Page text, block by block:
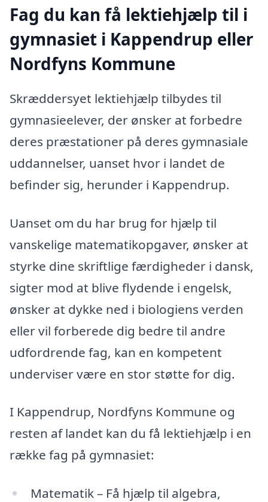
Fag du kan få lektiehjælp til i
gymnasiet i Kappendrup eller
Nordfyns Kommune
Skræddersyet lektiehjælp tilbydes til
gymnasieelever, der ønsker at forbedre
deres præstationer på deres gymnasiale
uddannelser, uanset hvor i landet de
befinder sig, herunder i Kappendrup.
Uanset om du har brug for hjælp til
vanskelige matematikopgaver, ønsker at
styrke dine skriftlige færdigheder i dansk,
sigter mod at blive flydende i engelsk,
ønsker at dykke ned i biologiens verden
eller vil forberede dig bedre til andre
udfordrende fag, kan en kompetent
underviser være en stor støtte for dig.
I Kappendrup, Nordfyns Kommune og
resten af landet kan du få lektiehjælp i en
række fag på gymnasiet:
Matematik – Få hjælp til algebra,